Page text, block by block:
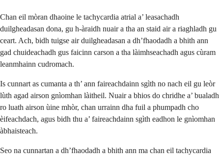
Chan eil mòran dhaoine le tachycardia atrial a’ leasachadh
duilgheadasan dona, gu h-àraidh nuair a tha an staid air a riaghladh gu
ceart. Ach, bidh tuigse air duilgheadasan a dh’fhaodadh a bhith ann
gad chuideachadh gus faicinn carson a tha làimhseachadh agus cùram
leanmhainn cudromach.
Is cunnart as cumanta a th’ ann faireachdainn sgìth no nach eil gu leòr
lùth agad airson gnìomhan làitheil. Nuair a bhios do chridhe a’ bualadh
ro luath airson ùine mhòr, chan urrainn dha fuil a phumpadh cho
èifeachdach, agus bidh thu a’ faireachdainn sgìth eadhon le gnìomhan
àbhaisteach.
Seo na cunnartan a dh’fhaodadh a bhith ann ma chan eil tachycardia